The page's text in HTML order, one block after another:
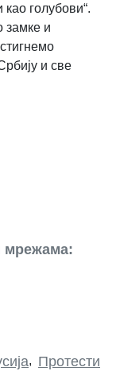
голубови“.
замке и
и све
мрежама:
, Протести